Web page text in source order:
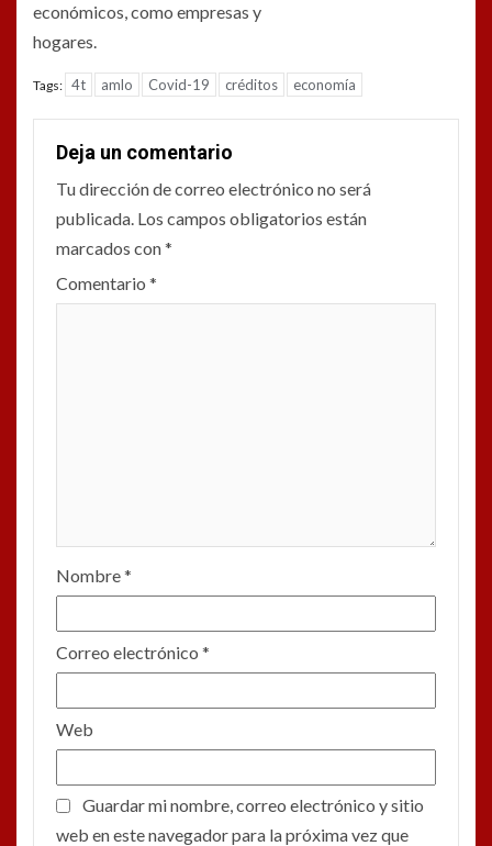
económicos, como empresas y
hogares.
Tags: 4t amlo Covid-19 créditos economía
Deja un comentario
Tu dirección de correo electrónico no será
publicada. Los campos obligatorios están
marcados con*
Comentario *
Nombre*
Correo electrónico *
Web
Guardar mi nombre, correo electrónico y sitio
web en este navegador para la próxima vez que